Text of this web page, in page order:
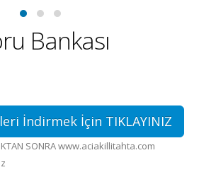
Bankası
İndirmek İçin TIKLAYINIZ
SONRA www.aciakillitahta.com